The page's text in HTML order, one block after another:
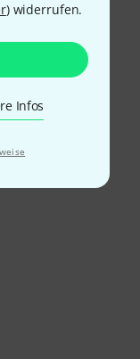
) widerrufen.
Infos
bezahlen